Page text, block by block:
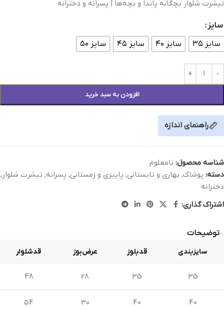
تیشرت شلوار بچگانه پاندا و بچه‌ها | پسرانه و دخترانه
سایز
سایز ۳۵
سایز ۴۰ سایز ۴۵ سایز ۵۰
افزودن به سبد خرید
راهنمای اندازه
شناسه محصول: نامعلوم
دسته: پوشاک, بهاری و تابستانی, پاییزی و زمستانی, پسرانه, تیشرت شلوار ,
دخترانه
اشتراک گذاری:
توضیحات
سایزبندی قدبلوز عرض‌بوز قدشلوار
35
35
28
48
40
40
30
54